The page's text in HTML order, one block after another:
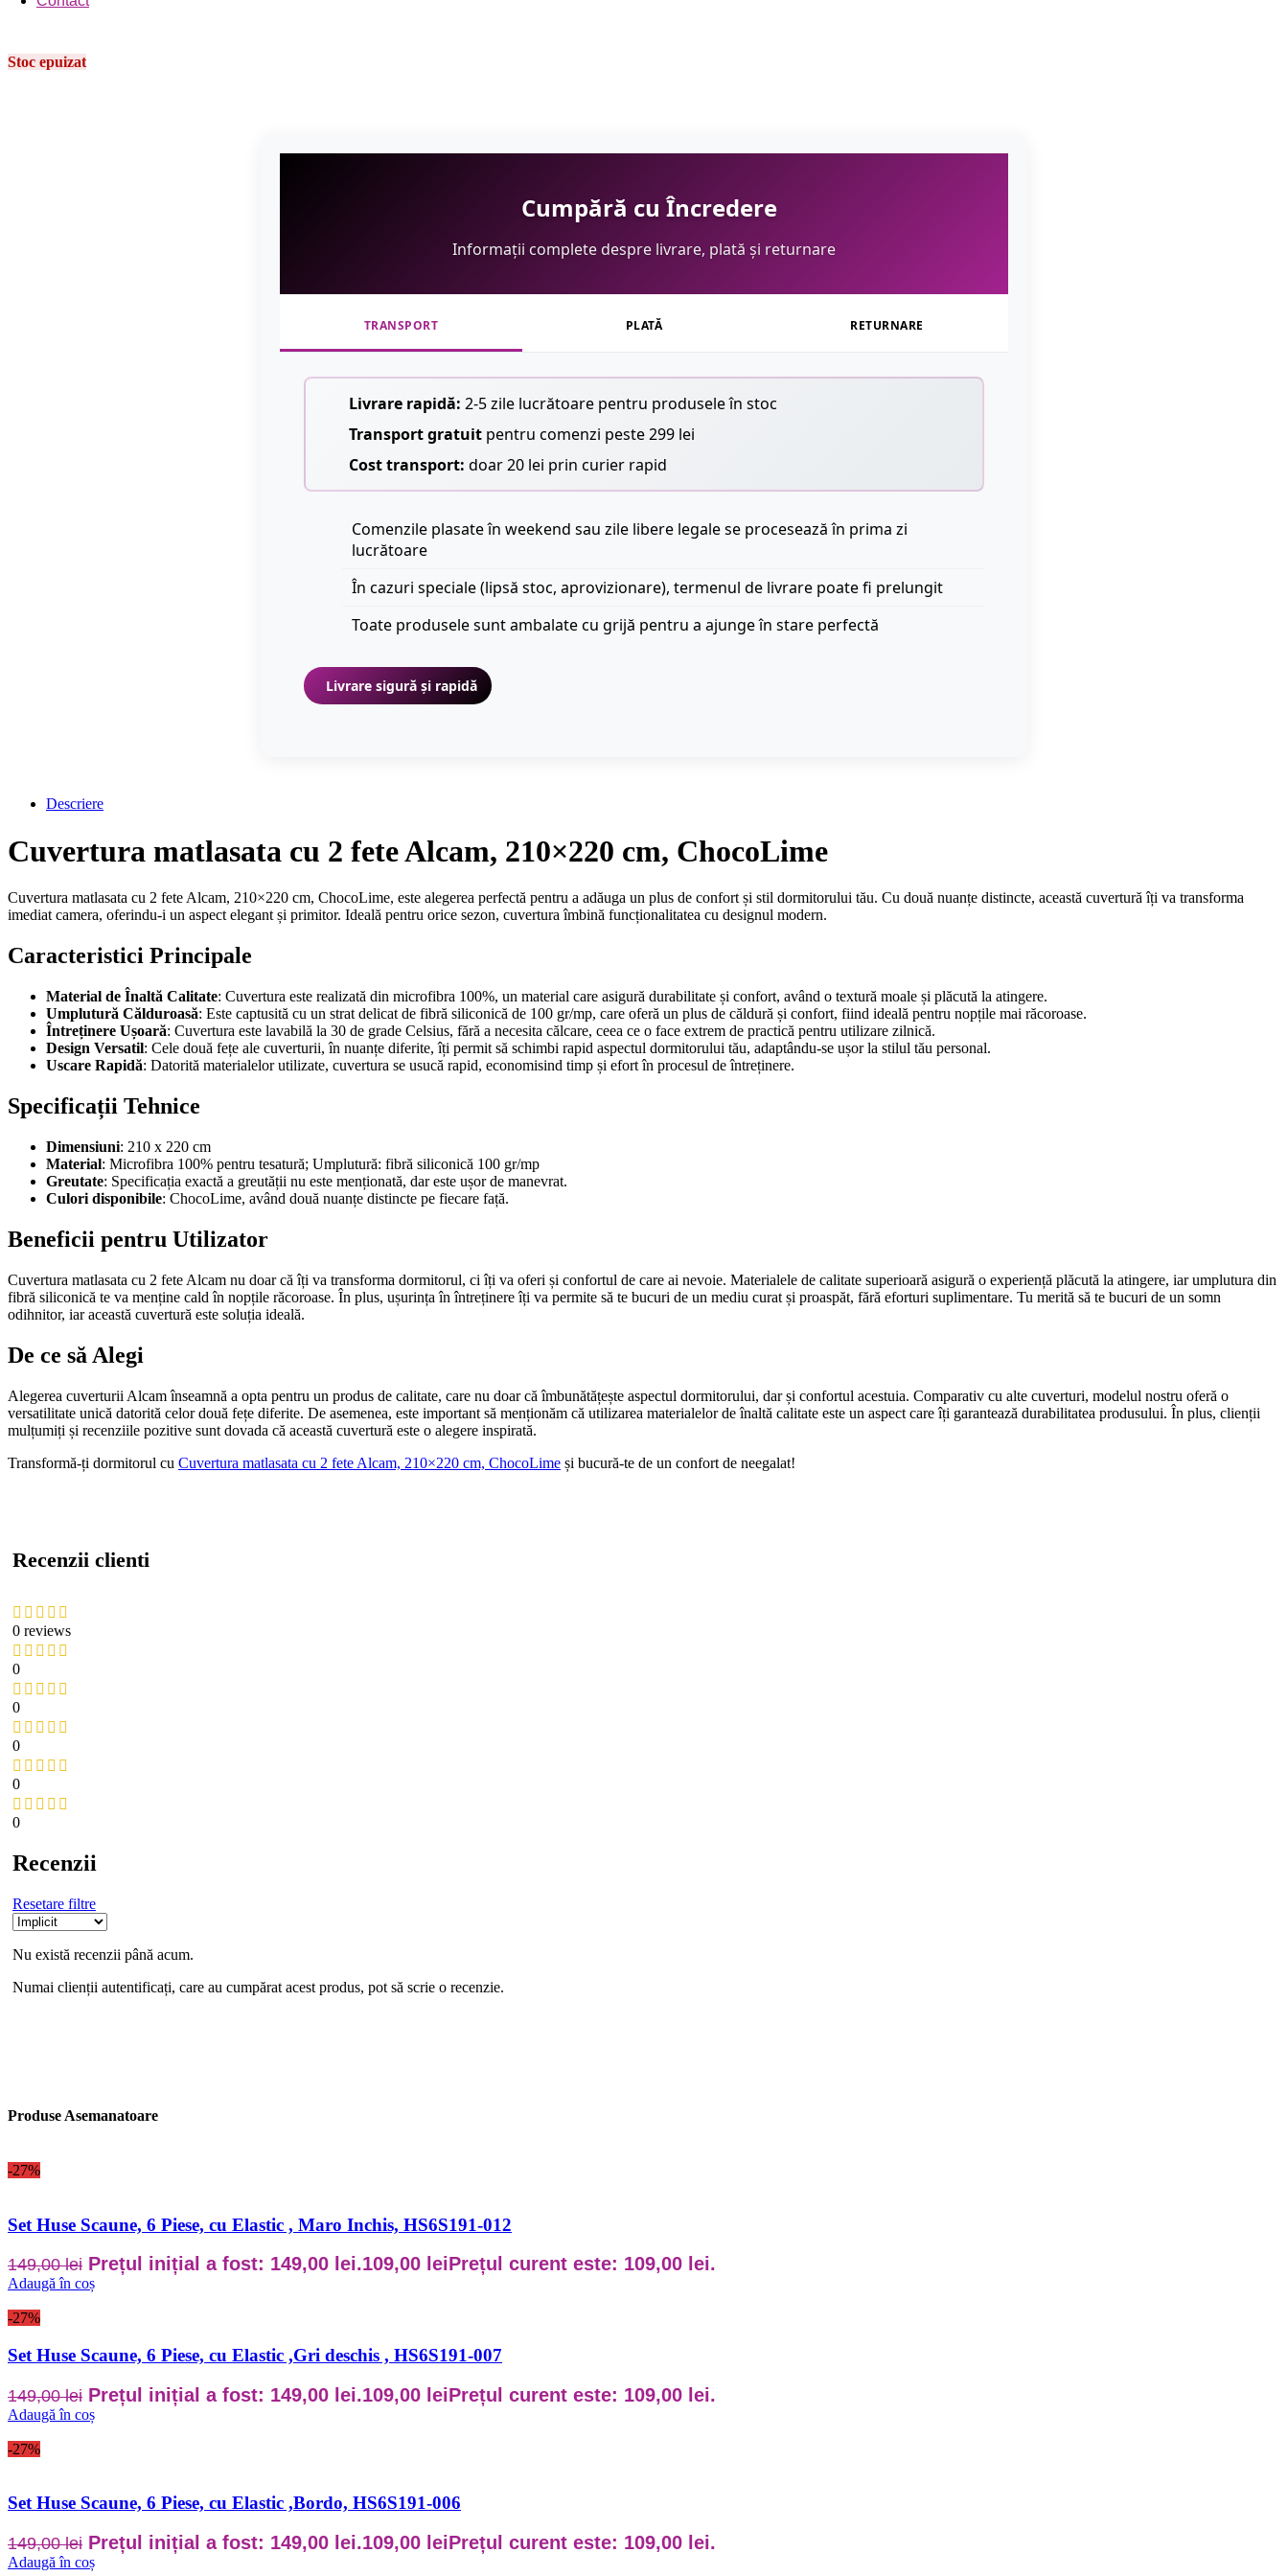
Stoc epuizat
Cumpără cu Încredere
Informații complete despre livrare, plată și returnare
TRANSPORT PLATĂ RETURNARE
Livrare rapidă: 2-5 zile lucrătoare pentru produsele în stoc
Transport gratuit pentru comenzi peste 299 lei
Cost transport: doar 20 lei prin curier rapid
Comenzile plasate în weekend sau zile libere legale se procesează în prima zi
lucrătoare
În cazuri speciale (lipsă stoc, aprovizionare), termenul de livrare poate fi prelungit
Toate produsele sunt ambalate cu grijă pentru a ajunge în stare perfectă
Livrare sigură și rapidă
Descriere
Cuvertura matlasata cu 2 fete Alcam, 210×220 cm, ChocoLime
Cuvertura matlasata cu 2 fete Alcam, 210×220 cm, ChocoLime, este alegerea perfectă pentru a adăuga un plus de confort și stil dormitorului tău. Cu două nuanțe distincte, această cuvertură îți va transforma
imediat camera, oferindu-i un aspect elegant și primitor. Ideală pentru orice sezon, cuvertura îmbină funcționalitatea cu designul modern.
Caracteristici Principale
Material de Înaltă Calitate: Cuvertura este realizată din microfibra 100%, un material care asigură durabilitate și confort, având o textură moale și plăcută la atingere.
Umplutură Călduroasă: Este captusită cu un strat delicat de fibră siliconică de 100 gr/mp, care oferă un plus de căldură și confort, fiind ideală pentru nopțile mai răcoroase.
Întreținere Ușoară: Cuvertura este lavabilă la 30 de grade Celsius, fără a necesita călcare, ceea ce o face extrem de practică pentru utilizare zilnică.
Design Versatil: Cele două fețe ale cuverturii, în nuanțe diferite, îți permit să schimbi rapid aspectul dormitorului tău, adaptându-se ușor la stilul tău personal.
Uscare Rapidă: Datorită materialelor utilizate, cuvertura se usucă rapid, economisind timp și efort în procesul de întreținere.
Specificații Tehnice
Dimensiuni: 210 x 220 cm
Material: Microfibra 100% pentru tesatură; Umplutură: fibră siliconică 100 gr/mp
Greutate: Specificația exactă a greutății nu este menționată, dar este ușor de manevrat.
Culori disponibile: ChocoLime, având două nuanțe distincte pe fiecare față.
Beneficii pentru Utilizator
Cuvertura matlasata cu 2 fete Alcam nu doar că îți va transforma dormitorul, ci îți va oferi și confortul de care ai nevoie. Materialele de calitate superioară asigură o experiență plăcută la atingere, iar umplutura din
fibră siliconică te va menține cald în nopțile răcoroase. În plus, ușurința în întreținere îți va permite să te bucuri de un mediu curat și proaspăt, fără eforturi suplimentare. Tu merită să te bucuri de un somn
odihnitor, iar această cuvertură este soluția ideală.
De ce să Alegi
Alegerea cuverturii Alcam înseamnă a opta pentru un produs de calitate, care nu doar că îmbunătățește aspectul dormitorului, dar și confortul acestuia. Comparativ cu alte cuverturi, modelul nostru oferă o
versatilitate unică datorită celor două fețe diferite. De asemenea, este important să menționăm că utilizarea materialelor de înaltă calitate este un aspect care îți garantează durabilitatea produsului. În plus, clienții
mulțumiți și recenziile pozitive sunt dovada că această cuvertură este o alegere inspirată.
Transformă-ți dormitorul cu Cuvertura matlasata cu 2 fete Alcam, 210×220 cm, ChocoLime și bucură-te de un confort de neegalat!
Recenzii clienti
0 reviews
0
0
0
0
0
Recenzii
Resetare filtre
Nu există recenzii până acum.
Numai clienții autentificați, care au cumpărat acest produs, pot să scrie o recenzie.
Produse Asemanatoare
-27%
Set Huse Scaune, 6 Piese, cu Elastic , Maro Inchis, HS6S191-012
149,00lei Prețul inițial a fost: 149,00 lei.109,00 leiPrețul curent este: 109,00 lei.
Adaugă în coș
-27%
Set Huse Scaune, 6 Piese, cu Elastic ,Gri deschis , HS6S191-007
149,00lei Prețul inițial a fost: 149,00 lei.109,00 leiPrețul curent este: 109,00 lei.
Adaugă în coș
-27%
Set Huse Scaune, 6 Piese, cu Elastic ,Bordo, HS6S191-006
149,00lei Prețul inițial a fost: 149,00 lei.109,00 leiPrețul curent este: 109,00 lei.
Adaugă în coș